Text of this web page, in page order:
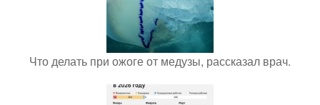
Что делать при ожоге от медузы, рассказал врач.